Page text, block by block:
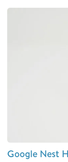
Google Nest